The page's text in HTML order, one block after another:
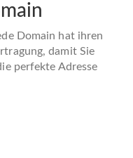
Domain hat ihren
damit Sie
perfekte Adresse